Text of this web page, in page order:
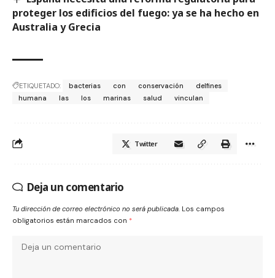
proteger los edificios del fuego: ya se ha hecho en
Australia y Grecia
ETIQUETADO: bacterias con conservación
delfines
humana
las los marinas salud vinculan
Twitter
Deja un comentario
Tu dirección de correo electrónico no será publicada. Los campos
obligatorios están marcados con *